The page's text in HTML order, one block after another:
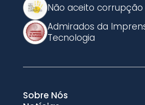
Não aceito corrupção
Admirados da
Tecnologia
Sobre Nós